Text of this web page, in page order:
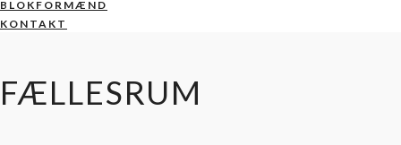
BLOKFORMÆND
KONTAKT
FÆLLESRUM